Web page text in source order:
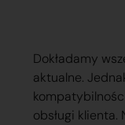
Dokładamy
aktualne.
obsługi